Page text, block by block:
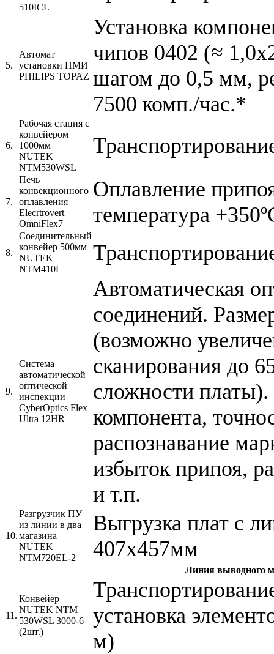
510ICL
5.
Автомат
установки ПМИ
PHILIPS TOPAZ
Установка
чипов 0402 (≈
шагом до 0,5 мм,
7500 комп./час.*
6.
Рабочая стация с
конвейером
1000мм
NUTEK
NTM530WSL
7.
Печь
конвекционного
оплавления
Elecrtrovert
OmniFlex7
Оплавление
температура
8.
Соединительный
конвейер 500мм
NUTEK
NTM410L
9.
Система
автоматической
оптической
инспекции
CyberOptics Flex
Ultra 12HR
Автоматическая
соединений.
(возможно
сканирования до
сложности платы).
компонента,
распознавание
избыток припоя,
и т.п.
10.
Разгрузчик ПУ
из линии в два
магазина
NUTEK
NTM720EL-2
Выгрузка плат с
407х457мм
Линия выводного
11.
Конвейер
NUTEK NTM
530WSL 3000-6
(2шт.)
установка
м)